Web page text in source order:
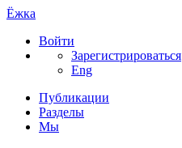
Ёжка
Войти
Зарегистрироваться
Eng
Публикации
Разделы
Мы